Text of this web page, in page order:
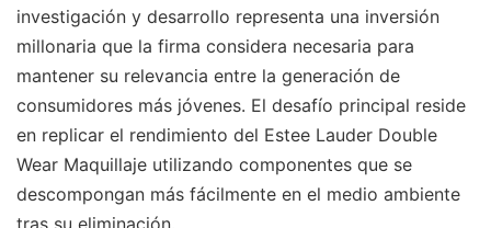
investigación y desarrollo representa una inversión
millonaria que la firma considera necesaria para
mantener su relevancia entre la generación de
consumidores más jóvenes. El desafío principal reside
en replicar el rendimiento del Estee Lauder Double
Wear Maquillaje utilizando componentes que se
descompongan más fácilmente en el medio ambiente